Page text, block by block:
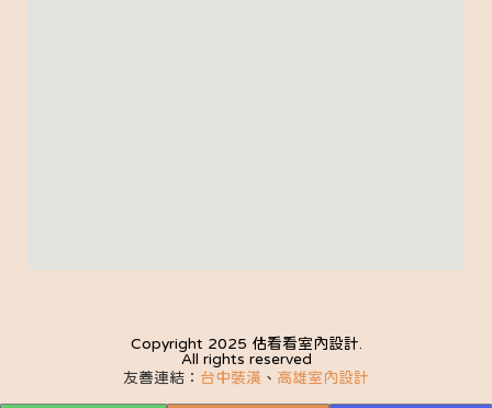
Copyright 2025 估看看室內設計.
All rights reserved
友善連結： 台中裝潢 、 高雄室內設計